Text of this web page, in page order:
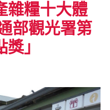
雜糧十大體
部觀光署第
」